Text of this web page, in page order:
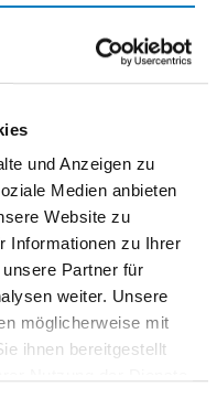
und Anzeigen zu
Medien anbieten
Website zu
Informationen zu Ihrer
Partner für
weiter. Unsere
möglicherweise mit
ihnen bereitgestellt
Mit Notfallambulanz
Anfahrt
kliniken/aue/